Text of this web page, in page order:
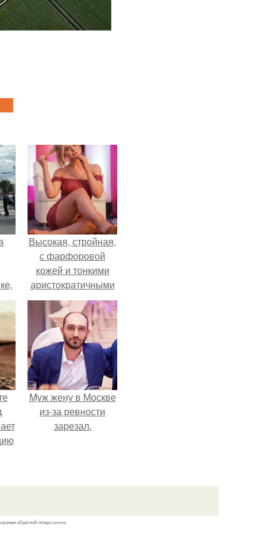
Высокая, стройная,
с фарфоровой
кожей и тонкими
аристократичными
чертами, эль
выглядит так, будто
сошла с полотна
художника.
Mуж жену в Москве
из-за ревности
зарезал.
обратной гиперссылки.